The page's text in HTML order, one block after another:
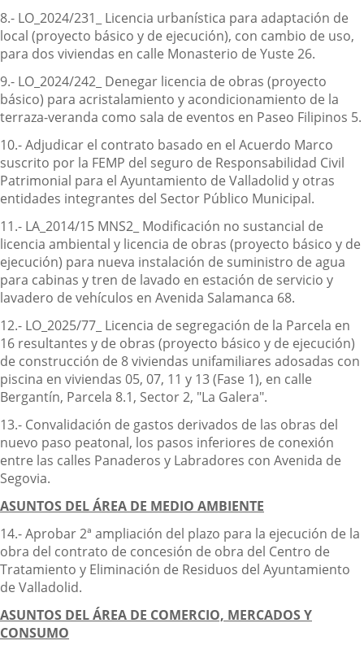
8.- LO_2024/231_ Licencia urbanística para adaptación de
local (proyecto básico y de ejecución), con cambio de uso,
para dos viviendas en calle Monasterio de Yuste 26.
9.- LO_2024/242_ Denegar licencia de obras (proyecto
básico) para acristalamiento y acondicionamiento de la
terraza-veranda como sala de eventos en Paseo Filipinos 5.
10.- Adjudicar el contrato basado en el Acuerdo Marco
suscrito por la FEMP del seguro de Responsabilidad Civil
Patrimonial para el Ayuntamiento de Valladolid y otras
entidades integrantes del Sector Público Municipal.
11.- LA_2014/15 MNS2_ Modificación no sustancial de
licencia ambiental y licencia de obras (proyecto básico y de
ejecución) para nueva instalación de suministro de agua
para cabinas y tren de lavado en estación de servicio y
lavadero de vehículos en Avenida Salamanca 68.
12.- LO_2025/77_ Licencia de segregación de la Parcela en
16 resultantes y de obras (proyecto básico y de ejecución)
de construcción de 8 viviendas unifamiliares adosadas con
piscina en viviendas 05, 07, 11 y 13 (Fase 1), en calle
Bergantín, Parcela 8.1, Sector 2, "La Galera".
13.- Convalidación de gastos derivados de las obras del
nuevo paso peatonal, los pasos inferiores de conexión
entre las calles Panaderos y Labradores con Avenida de
Segovia.
ASUNTOS DEL ÁREA DE MEDIO AMBIENTE
14.- Aprobar 2ª ampliación del plazo para la ejecución de la
obra del contrato de concesión de obra del Centro de
Tratamiento y Eliminación de Residuos del Ayuntamiento
de Valladolid.
ASUNTOS DEL ÁREA DE COMERCIO, MERCADOS Y
CONSUMO